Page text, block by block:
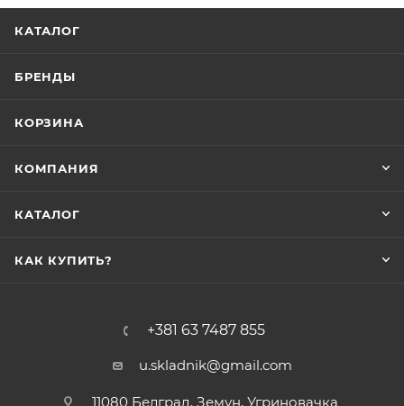
КАТАЛОГ
БРЕНДЫ
КОРЗИНА
КОМПАНИЯ
КАТАЛОГ
КАК КУПИТЬ?
+381 63 7487 855
u.skladnik@gmail.com
11080 Белград, Земун, Угриновачка